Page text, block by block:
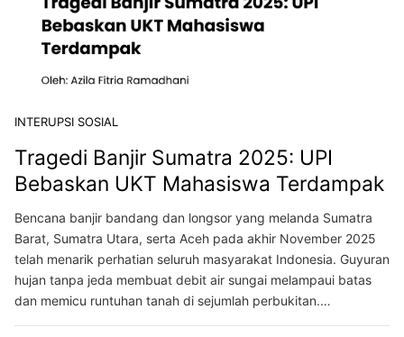
INTERUPSI SOSIAL
Tragedi Banjir Sumatra 2025: UPI
Bebaskan UKT Mahasiswa Terdampak
Bencana banjir bandang dan longsor yang melanda Sumatra
Barat, Sumatra Utara, serta Aceh pada akhir November 2025
telah menarik perhatian seluruh masyarakat Indonesia. Guyuran
hujan tanpa jeda membuat debit air sungai melampaui batas
dan memicu runtuhan tanah di sejumlah perbukitan.…